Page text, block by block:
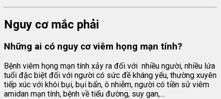
Nguy cơ mắc phải
Những ai có nguy cơ viêm họng mạn tính?
Bệnh viêm họng mạn tính xảy ra đối với nhiều người, nhiều lứa
tuổi đặc biệt đối với người có sức đề kháng yếu, thường xuyên
tiếp xúc với khói bụi, bụi bẩn, ô nhiễm, người có tiền sử viêm
amidan mạn tính, bệnh về tiểu đường, suy gan,…